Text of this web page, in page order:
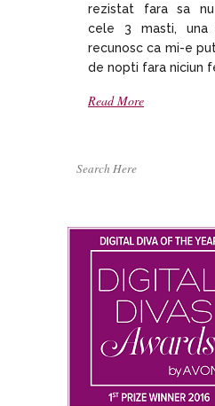
rezistat fara sa
cele 3 masti, una
recunosc ca mi-e
de nopti fara niciun
Read More